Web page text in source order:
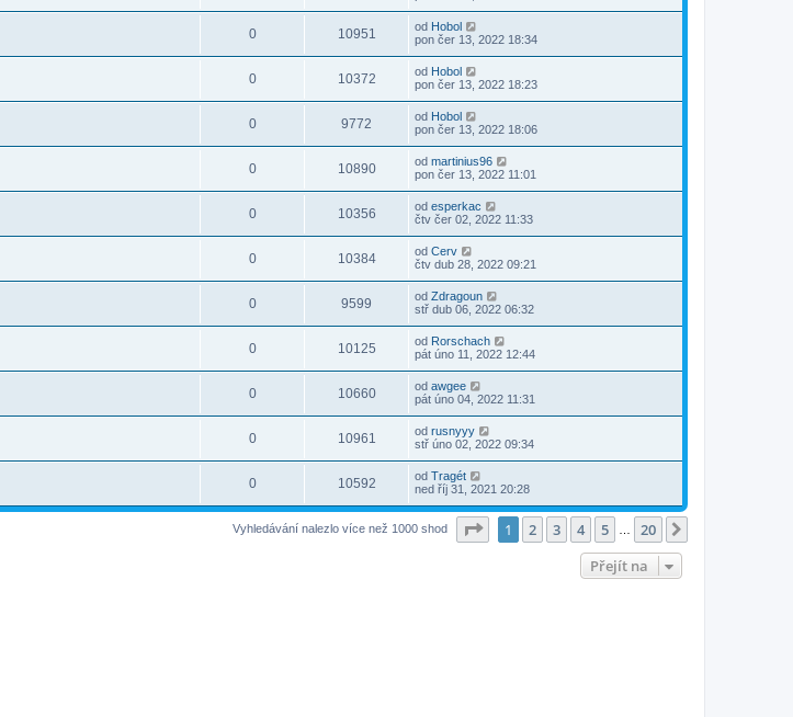
0 10951 od Hobol
pon čer 13, 2022 18:34
0 10372 od Hobol
pon čer 13, 2022 18:23
0 9772 od Hobol
pon čer 13, 2022 18:06
0 10890 od martinius96
pon čer 13, 2022 11:01
0 10356 od esperkac
čtv čer 02, 2022 11:33
0 10384 od Cerv
čtv dub 28, 2022 09:21
0 9599 od Zdragoun
stř dub 06, 2022 06:32
0 10125 od Rorschach
pát úno 11, 2022 12:44
0 10660 od awgee
pát úno 04, 2022 11:31
0 10961 od rusnyyy
stř úno 02, 2022 09:34
0 10592 od Tragét
ned říj 31, 2021 20:28
Vyhledávání nalezlo více než 1000 shod Stránka z
1 2 3 4 5 20
Přejít na